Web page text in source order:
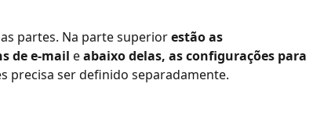
partes. Na parte superior estão as
de e-mail e abaixo delas, as configurações para
precisa ser definido separadamente.